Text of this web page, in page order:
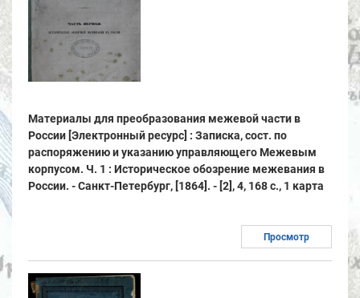
Материалы для преобразования межевой части в
России [Электронный ресурс] : Записка, сост. по
распоряжению и указанию управляющего Межевым
корпусом. Ч. 1 : Историческое обозрение межевания в
России. - Санкт-Петербург, [1864]. - [2], 4, 168 с., 1 карта
Просмотр